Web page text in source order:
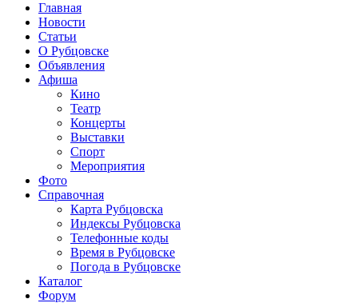
Главная
Новости
Статьи
О Рубцовске
Объявления
Афиша
Кино
Театр
Концерты
Выставки
Спорт
Мероприятия
Фото
Справочная
Карта Рубцовска
Индексы Рубцовска
Телефонные коды
Время в Рубцовске
Погода в Рубцовске
Каталог
Форум